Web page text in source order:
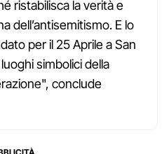
ristabilisca la verità e
dell’antisemitismo. E lo
per il 25 Aprile a San
simbolici della
conclude